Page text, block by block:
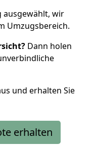
ausgewählt, wir
Umzugsbereich.
Dann holen
und erhalten Sie
erhalten